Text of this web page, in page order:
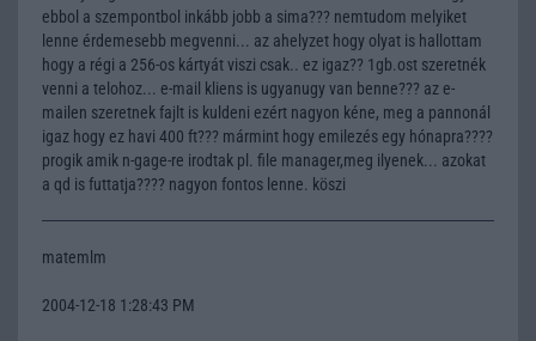
ebbol a szempontbol inkább jobb a sima??? nemtudom melyiket
lenne érdemesebb megvenni... az ahelyzet hogy olyat is hallottam
hogy a régi a 256-os kártyát viszi csak.. ez igaz?? 1gb.ost szeretnék
venni a telohoz... e-mail kliens is ugyanugy van benne??? az e-
mailen szeretnek fajlt is kuldeni ezért nagyon kéne, meg a pannonál
igaz hogy ez havi 400 ft??? mármint hogy emilezés egy hónapra????
progik amik n-gage-re irodtak pl. file manager,meg ilyenek... azokat
a qd is futtatja???? nagyon fontos lenne. köszi
matemlm
2004-12-18 1:28:43 PM